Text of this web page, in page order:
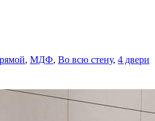
, МДФ, Во всю стену, 4 двери